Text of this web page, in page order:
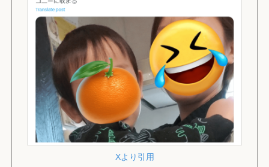
Xより引用